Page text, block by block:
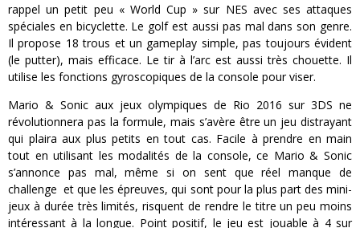
rappel un petit peu « World Cup » sur NES avec ses attaques
spéciales en bicyclette. Le golf est aussi pas mal dans son genre.
Il propose 18 trous et un gameplay simple, pas toujours évident
(le putter), mais efficace. Le tir à l’arc est aussi très chouette. Il
utilise les fonctions gyroscopiques de la console pour viser.
Mario & Sonic aux jeux olympiques de Rio 2016 sur 3DS ne
révolutionnera pas la formule, mais s’avère être un jeu distrayant
qui plaira aux plus petits en tout cas. Facile à prendre en main
tout en utilisant les modalités de la console, ce Mario & Sonic
s’annonce pas mal, même si on sent que réel manque de
challenge et que les épreuves, qui sont pour la plus part des mini-
jeux à durée très limités, risquent de rendre le titre un peu moins
intéressant à la longue. Point positif, le jeu est jouable à 4 sur